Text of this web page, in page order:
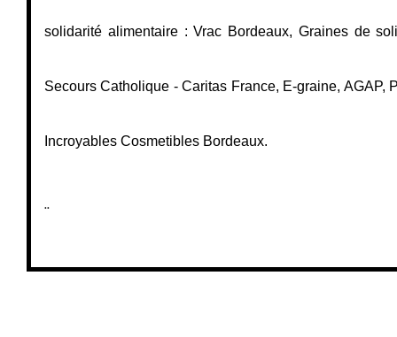
solidarité alimentaire : Vrac Bordeaux, Graines de
Secours Catholique - Caritas France, E-graine, AGAP,
Incroyables Cosmetibles Bordeaux.
..